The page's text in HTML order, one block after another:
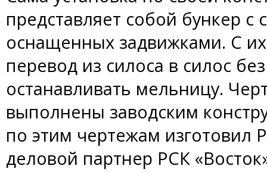
представляет собой бункер
оснащенных задвижками. С
перевод из силоса в силос
останавливать мельницу.
выполнены заводским
по этим чертежам изготовил
деловой партнер РСК